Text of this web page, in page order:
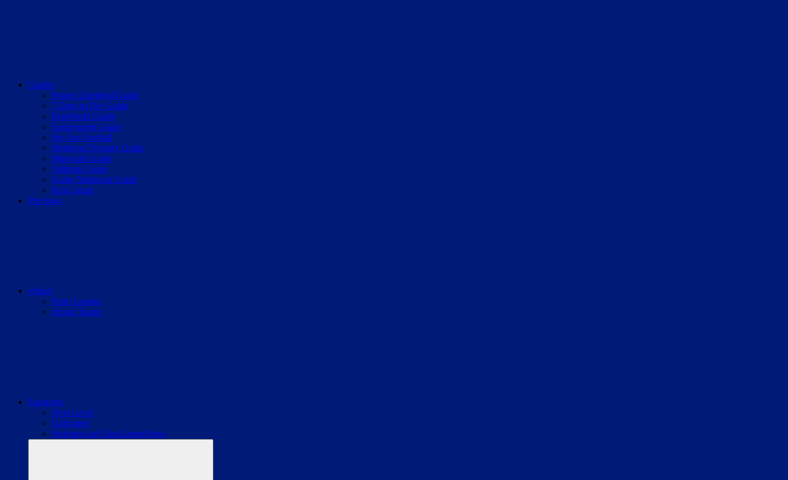
Guides
Project Zomboid Guide
7 Days to Die Guide
RimWorld Guide
Enshrouded Guide
We Are Football
Medieval Dynasty Guide
Minecraft Guide
Valheim Guide
Going Medieval Guide
Rust Guide
Previews
eSport
Nitro League
eSport Teams
Sonstiges
Next Level
Umfragen
Werbung auf LikeGamesNews